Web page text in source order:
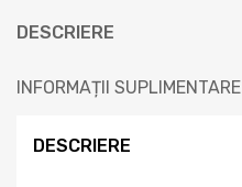
DESCRIERE
INFORMAȚII SUPLIMENTARE
DESCRIERE